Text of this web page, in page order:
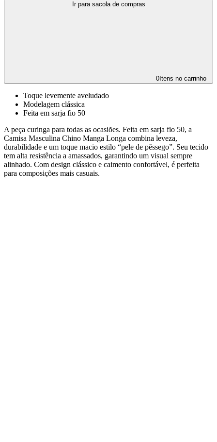
Ir para sacola de compras
0 Itens no carrinho
Toque levemente aveludado
Modelagem clássica
Feita em sarja fio 50
A peça curinga para todas as ocasiões. Feita em sarja fio 50, a
Camisa Masculina Chino Manga Longa combina leveza,
durabilidade e um toque macio estilo “pele de pêssego”. Seu tecido
tem alta resistência a amassados, garantindo um visual sempre
alinhado. Com design clássico e caimento confortável, é perfeita
para composições mais casuais.